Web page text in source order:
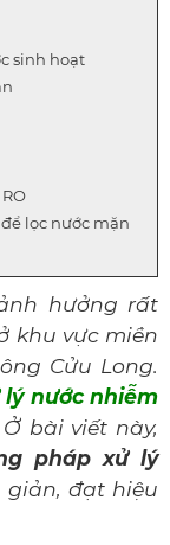
sinh hoạt
lọc nước mặn
hưởng rất
khu vực miền
Cửu Long.
lý nước nhiễm
bài viết này,
pháp xử lý
đạt hiệu